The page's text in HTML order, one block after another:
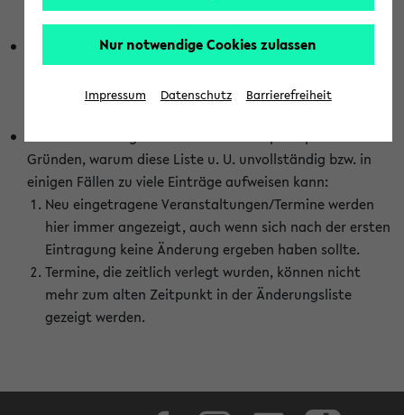
abhängig vom im eKVV gewählten Semester.
Die hier gezeigte Liste von Raumänderungen kann nur
vollständig sein, wenn den Fakultäten von den Lehrenden
die Änderungen zeitnah mitgeteilt und diese Änderungen
Gründen, warum diese Liste u. U. unvollständig bzw. in
einigen Fällen zu viele Einträge aufweisen kann:
Neu eingetragene Veranstaltungen/Termine werden
hier immer angezeigt, auch wenn sich nach der ersten
Eintragung keine Änderung ergeben haben sollte.
Termine, die zeitlich verlegt wurden, können nicht
mehr zum alten Zeitpunkt in der Änderungsliste
gezeigt werden.
Nur notwendige Cookies zulassen
Impressum Datenschutz Barrierefreiheit